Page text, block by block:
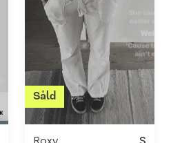
Roxy
S